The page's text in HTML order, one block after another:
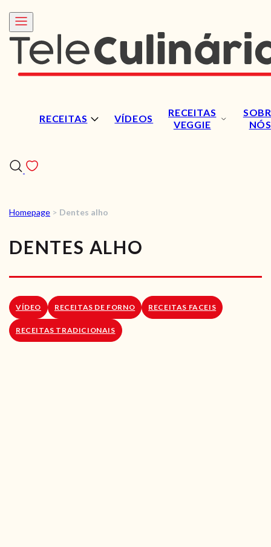
RECEITAS VÍDEOS
RECEITAS
VEGGIE
NÓS
VÍDEOS
RECEITAS VEGGIE
SOBRE NÓS
LOJA ONLINE
Homepage > Dentes alho
DENTES ALHO
VÍDEO RECEITAS DE FORNO RECEITAS FACEIS
RECEITAS TRADICIONAIS